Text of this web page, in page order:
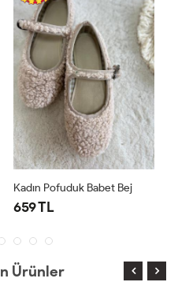
Kadın Pofuduk Babet Bej
659 TL
Ürünler